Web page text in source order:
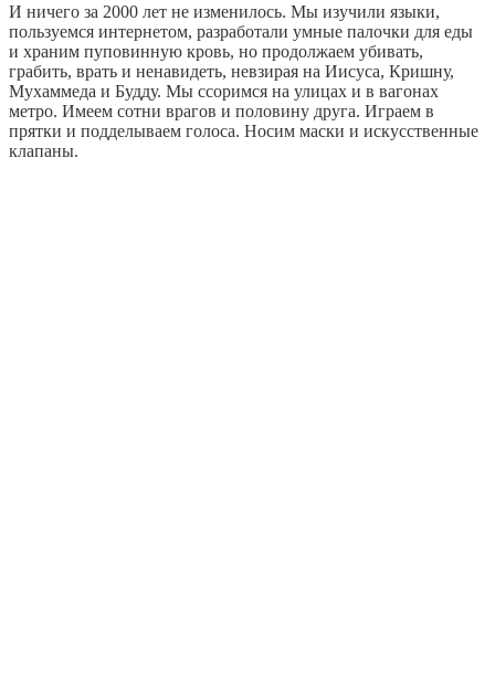
И ничего за 2000 лет не изменилось. Мы изучили языки,
пользуемся интернетом, разработали умные палочки для еды
и храним пуповинную кровь, но продолжаем убивать,
грабить, врать и ненавидеть, невзирая на Иисуса, Кришну,
Мухаммеда и Будду. Мы ссоримся на улицах и в вагонах
метро. Имеем сотни врагов и половину друга. Играем в
прятки и подделываем голоса. Носим маски и искусственные
клапаны.